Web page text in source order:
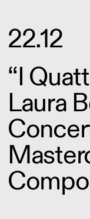
22.12
“I
Laura